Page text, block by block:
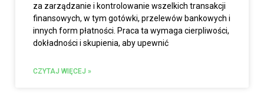
za zarządzanie i kontrolowanie wszelkich transakcji
finansowych, w tym gotówki, przelewów bankowych i
innych form płatności. Praca ta wymaga cierpliwości,
dokładności i skupienia, aby upewnić
CZYTAJ WIĘCEJ »